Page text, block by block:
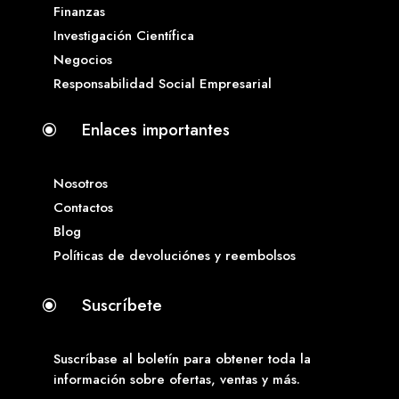
Finanzas
Investigación Científica
Negocios
Responsabilidad Social Empresarial
\ Enlaces importantes
Nosotros
Contactos
Blog
Políticas de devoluciónes y reembolsos
\ Suscríbete
Suscríbase al boletín para obtener toda la
información sobre ofertas, ventas y más.